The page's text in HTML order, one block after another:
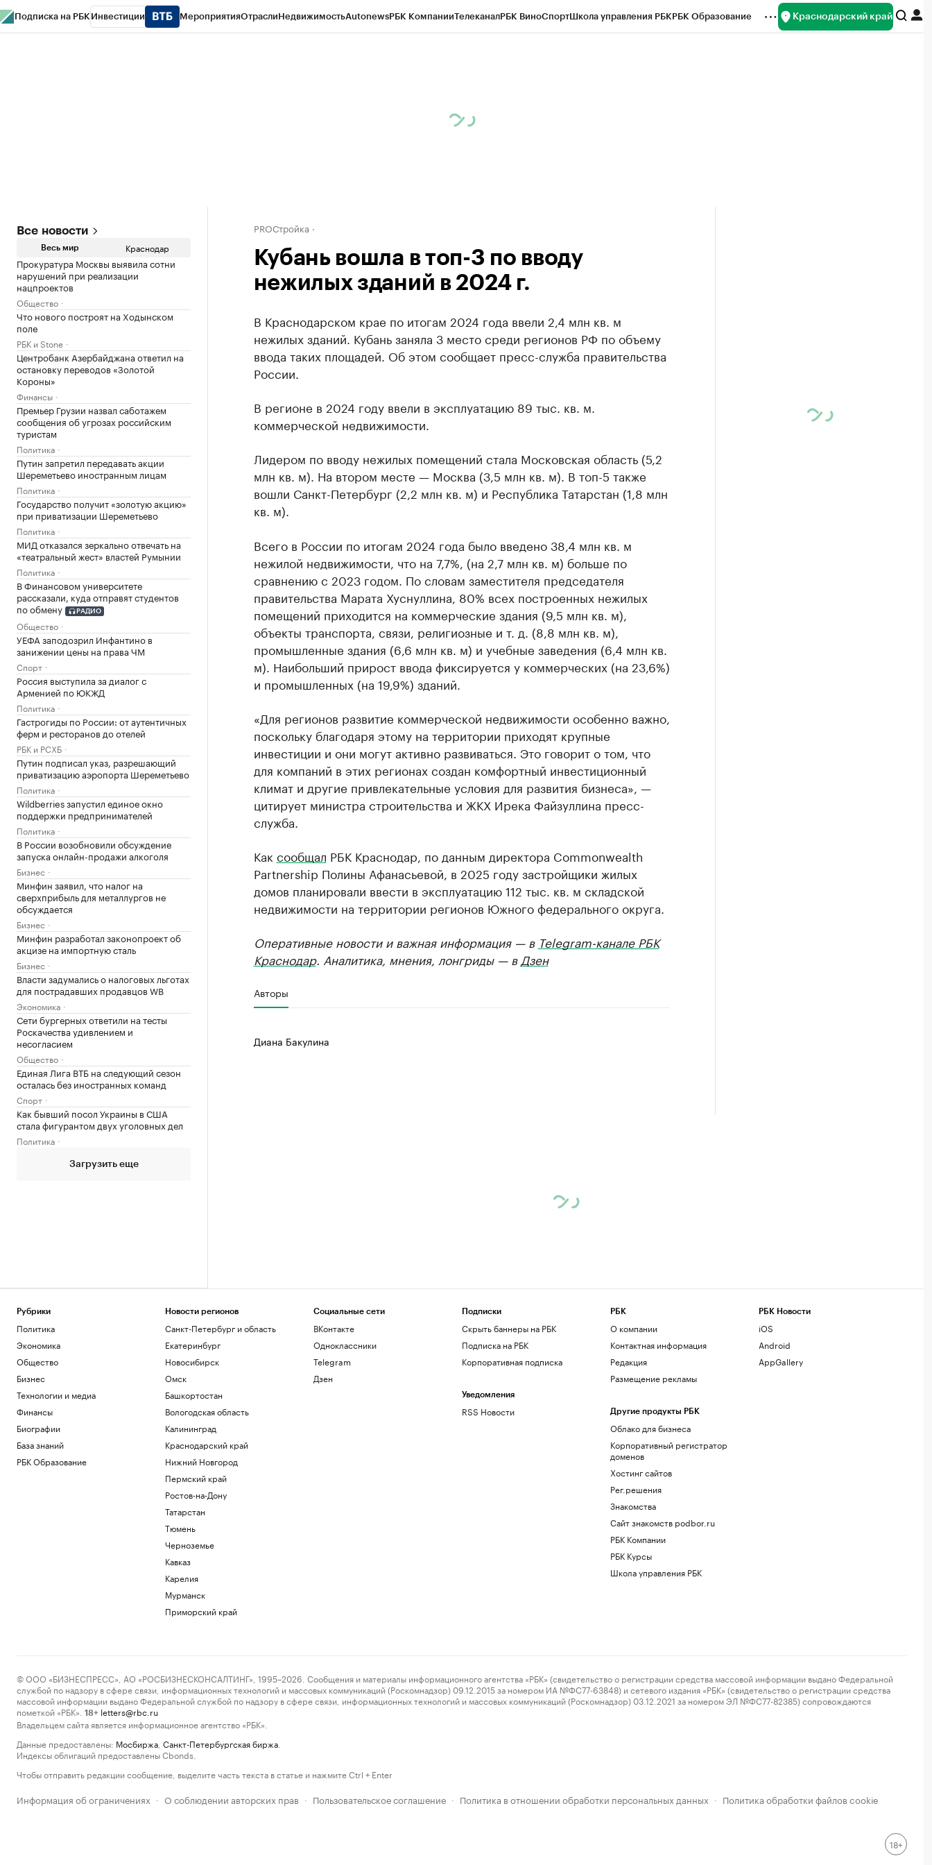
Подписка на РБК Инвестиции МероприятияОтраслиНедвижимостьAutonewsРБК КомпанииТелеканалРБК ВиноСпортШкола управления РБКРБК Образование Краснодарский край
Все новости
Весь мир Краснодар
Прокуратура Москвы выявила сотни
нарушений при реализации
нацпроектов
Общество
Что нового построят на Ходынском
поле
РБК и Stone
Центробанк Азербайджана ответил на
остановку переводов «Золотой
Короны»
Финансы
Премьер Грузии назвал саботажем
сообщения об угрозах российским
туристам
Политика
Путин запретил передавать акции
Шереметьево иностранным лицам
Политика
Государство получит «золотую акцию»
при приватизации Шереметьево
Политика
МИД отказался зеркально отвечать на
«театральный жест» властей Румынии
Политика
В Финансовом университете
рассказали, куда отправят студентов
по обмену
РАДИО
Общество
УЕФА заподозрил Инфантино в
занижении цены на права ЧМ
Спорт
Россия выступила за диалог с
Арменией по ЮКЖД
Политика
Гастрогиды по России: от аутентичных
ферм и ресторанов до отелей
РБК и РСХБ
Путин подписал указ, разрешающий
приватизацию аэропорта Шереметьево
Политика
Wildberries запустил единое окно
поддержки предпринимателей
Политика
В России возобновили обсуждение
запуска онлайн-продажи алкоголя
Бизнес
Минфин заявил, что налог на
сверхприбыль для металлургов не
обсуждается
Бизнес
Минфин разработал законопроект об
акцизе на импортную сталь
Бизнес
Власти задумались о налоговых льготах
для пострадавших продавцов WB
Экономика
Сети бургерных ответили на тесты
Роскачества удивлением и
несогласием
Общество
Единая Лига ВТБ на следующий сезон
осталась без иностранных команд
Спорт
Как бывший посол Украины в США
стала фигурантом двух уголовных дел
Политика
Загрузить еще
PROСтройка
Кубань вошла в топ-3 по вводу
нежилых зданий в 2024 г.
В Краснодарском крае по итогам 2024 года ввели 2,4 млн кв. м
нежилых зданий. Кубань заняла 3 место среди регионов РФ по объему
ввода таких площадей. Об этом сообщает пресс-служба правительства
России.
В регионе в 2024 году ввели в эксплуатацию 89 тыс. кв. м.
коммерческой недвижимости.
Лидером по вводу нежилых помещений стала Московская область (5,2
млн кв. м). На втором месте — Москва (3,5 млн кв. м). В топ-5 также
вошли Санкт-Петербург (2,2 млн кв. м) и Республика Татарстан (1,8 млн
кв. м).
Всего в России по итогам 2024 года было введено 38,4 млн кв. м
нежилой недвижимости, что на 7,7%, (на 2,7 млн кв. м) больше по
сравнению с 2023 годом. По словам заместителя председателя
правительства Марата Хуснуллина, 80% всех построенных нежилых
помещений приходится на коммерческие здания (9,5 млн кв. м),
объекты транспорта, связи, религиозные и т. д. (8,8 млн кв. м),
промышленные здания (6,6 млн кв. м) и учебные заведения (6,4 млн кв.
м). Наибольший прирост ввода фиксируется у коммерческих (на 23,6%)
и промышленных (на 19,9%) зданий.
«Для регионов развитие коммерческой недвижимости особенно важно,
поскольку благодаря этому на территории приходят крупные
инвестиции и они могут активно развиваться. Это говорит о том, что
для компаний в этих регионах создан комфортный инвестиционный
климат и другие привлекательные условия для развития бизнеса», —
цитирует министра строительства и ЖКХ Ирека Файзуллина пресс-
служба.
Как сообщал РБК Краснодар, по данным директора Commonwealth
Partnership Полины Афанасьевой, в 2025 году застройщики жилых
домов планировали ввести в эксплуатацию 112 тыс. кв. м складской
недвижимости на территории регионов Южного федерального округа.
Оперативные новости и важная информация — в Telegram-канале РБК
Краснодар. Аналитика, мнения, лонгриды — в Дзен
Авторы
Диана Бакулина
Рубрики
Политика
Экономика
Общество
Бизнес
Технологии и медиа
Финансы
Биографии
База знаний
РБК Образование
Новости регионов
Санкт-Петербург и область
Екатеринбург
Новосибирск
Омск
Башкортостан
Вологодская область
Калининград
Краснодарский край
Нижний Новгород
Пермский край
Ростов-на-Дону
Татарстан
Тюмень
Черноземье
Кавказ
Карелия
Мурманск
Приморский край
Социальные сети
ВКонтакте
Одноклассники
Telegram
Дзен
Подписки
Скрыть баннеры на РБК
Подписка на РБК
Корпоративная подписка
Уведомления
RSS Новости
РБК
О компании
Контактная информация
Редакция
Размещение рекламы
Другие продукты РБК
Облако для бизнеса
Корпоративный регистратор
доменов
Хостинг сайтов
Рег.решения
Знакомства
Сайт знакомств podbor.ru
РБК Компании
РБК Курсы
Школа управления РБК
РБК Новости
iOS
Android
AppGallery
© ООО «БИЗНЕСПРЕСС», АО «РОСБИЗНЕСКОНСАЛТИНГ», 1995–2026. Сообщения и материалы информационного агентства «РБК» (свидетельство о регистрации средства массовой информации выдано Федеральной
службой по надзору в сфере связи, информационных технологий и массовых коммуникаций (Роскомнадзор) 09.12.2015 за номером ИА №ФС77-63848) и сетевого издания «РБК» (свидетельство о регистрации средства
массовой информации выдано Федеральной службой по надзору в сфере связи, информационных технологий и массовых коммуникаций (Роскомнадзор) 03.12.2021 за номером ЭЛ №ФС77-82385) сопровождаются
пометкой «РБК».
18+ letters@rbc.ru
Владельцем сайта является информационное агентство «РБК».
Данные предоставлены: Мосбиржа Санкт-Петербургская биржа
Индексы облигаций предоставлены Cbonds.
Чтобы отправить редакции сообщение, выделите часть текста в статье и нажмите Ctrl + Enter
Информация об ограничениях · О соблюдении авторских прав · Пользовательское соглашение · Политика в отношении обработки персональных данных · Политика обработки файлов cookie
18+